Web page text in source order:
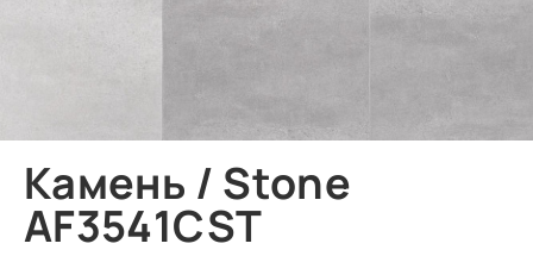
Камень / Stone
AF3541CST